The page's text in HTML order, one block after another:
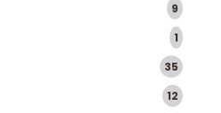
9
1
35
12